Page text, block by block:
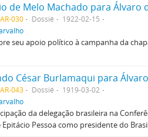
de Melo Machado para Álvaro
030 Dossiê
1922-02-15
seu apoio político à campanha da
César Burlamaqui para
043 Dossiê
1919-03-02
da delegação brasileira na
Epitácio Pessoa como presidente do